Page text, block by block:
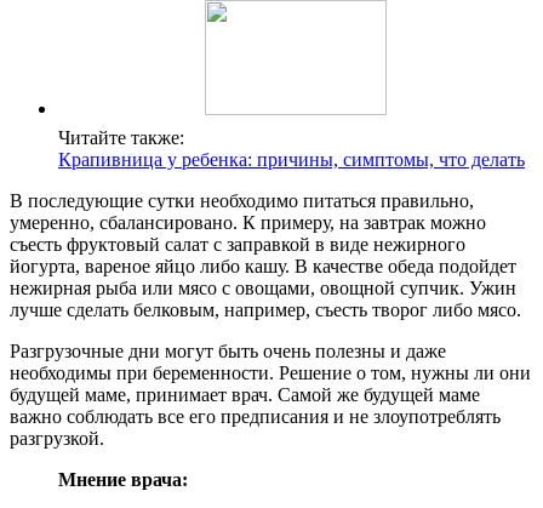
Читайте также:
Крапивница у ребенка: причины, симптомы, что делать
В последующие сутки необходимо питаться правильно,
умеренно, сбалансировано. К примеру, на завтрак можно
съесть фруктовый салат с заправкой в виде нежирного
йогурта, вареное яйцо либо кашу. В качестве обеда подойдет
нежирная рыба или мясо с овощами, овощной супчик. Ужин
лучше сделать белковым, например, съесть творог либо мясо.
Разгрузочные дни могут быть очень полезны и даже
необходимы при беременности. Решение о том, нужны ли они
будущей маме, принимает врач. Самой же будущей маме
важно соблюдать все его предписания и не злоупотреблять
разгрузкой.
Мнение врача: